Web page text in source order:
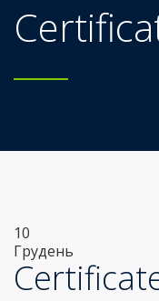
10
Грудень